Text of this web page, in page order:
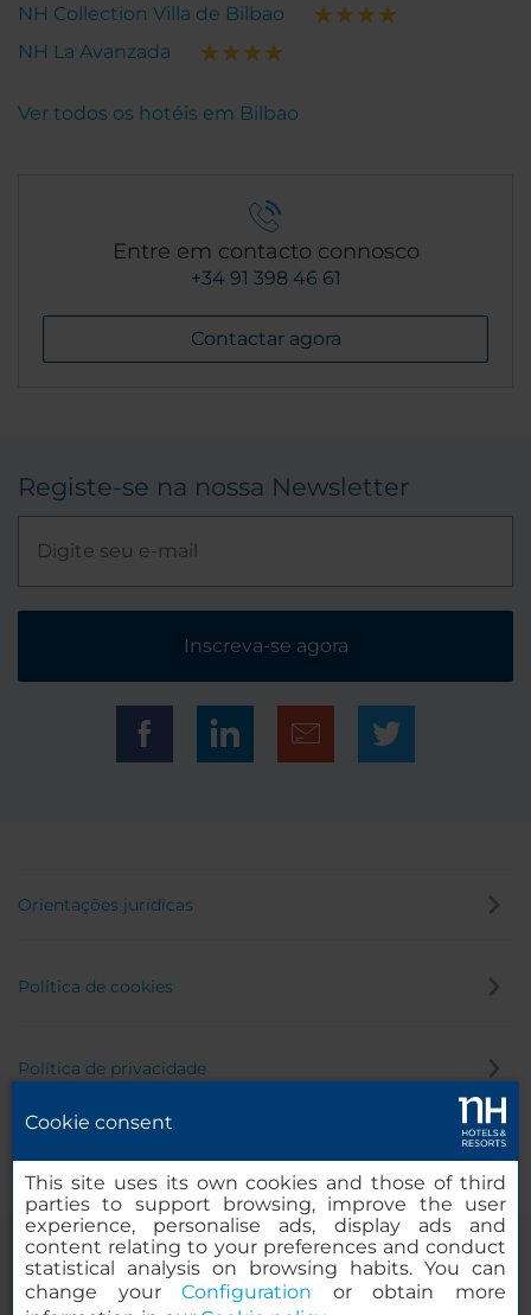
NH Collection Villa de Bilbao
NH La Avanzada
Ver todos os hotéis em Bilbao
Entre em contacto connosco
+34 91 398 46 61
Contactar agora
Registe-se na nossa Newsletter
Inscreva-se agora
Orientações jurídicas
Política de cookies
Política de privacidade
Cookie consent
This site uses its own cookies and those of third
parties to support browsing, improve the user
experience, personalise ads, display ads and
content relating to your preferences and conduct
statistical analysis on browsing habits. You can
change yourConfiguration or obtain more